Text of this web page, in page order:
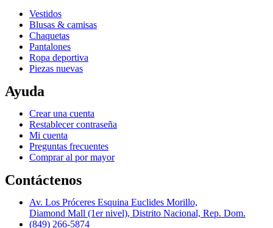
Vestidos
Blusas & camisas
Chaquetas
Pantalones
Ropa deportiva
Piezas nuevas
Ayuda
Crear una cuenta
Restablecer contraseña
Mi cuenta
Preguntas frecuentes
Comprar al por mayor
Contáctenos
Av. Los Próceres Esquina Euclides Morillo,
Diamond Mall (1er nivel), Distrito Nacional, Rep. Dom.
(849) 266-5874